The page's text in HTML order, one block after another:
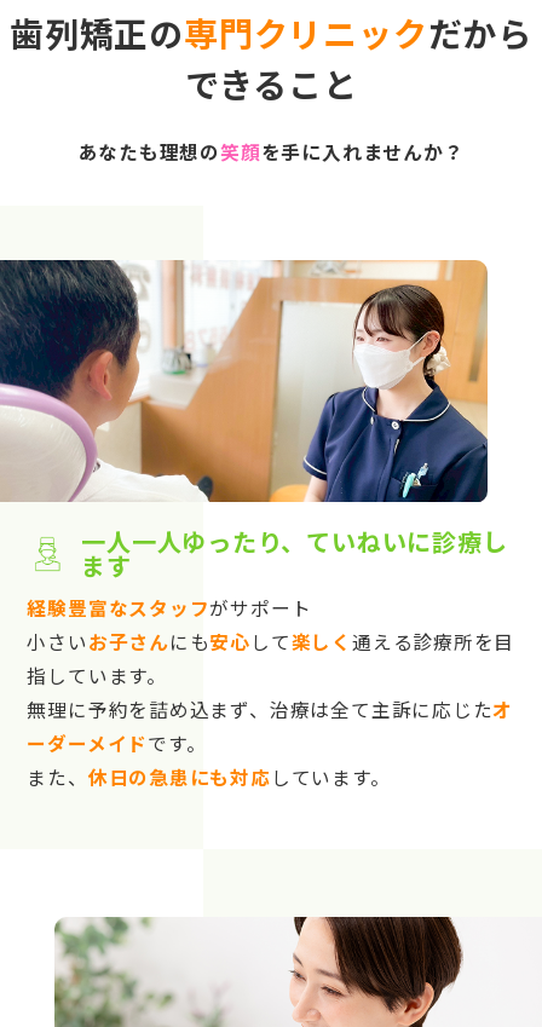
歯列矯正の専門クリニックだから
できること
あなたも理想の笑顔を手に入れませんか？
一人一人ゆったり、ていねいに診療し
ます
経験豊富なスタッフがサポート
小さいお子さんにも安心して楽しく 通える診療所を目
指しています。
無理に予約を詰め込まず、治療は全て主訴に応じたオ
ーダーメイドです。
また、 休日の急患にも対応しています。